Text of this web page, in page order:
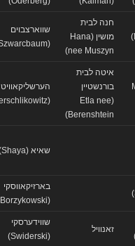
חנה לבית
מושין (Hana
nee Muszyn)
שווארצבוים
איטה לבית
בורנשטיין
(Etla nee
Berenshtein)
הערשליקאוויטש
שאיא (Shaya)
בארזיקאווסקי
זאנוויל
שווידערסקי